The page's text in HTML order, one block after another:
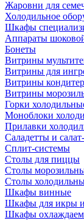
Жаровни для
Холодильное
Шкафы
Аппараты
Бонеты
Витрины
Витрины для
Витрины
Витрины
Горки
Моноблоки
Прилавки
Саладетты и
Сплит-системы
Столы для пиццы
Столы
Столы
Шкафы винные
Шкафы для икры и
Шкафы